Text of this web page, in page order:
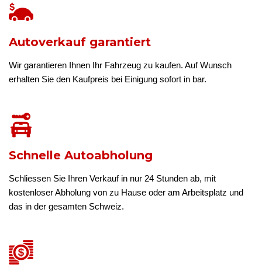
Autoverkauf garantiert
Wir garantieren Ihnen Ihr Fahrzeug zu kaufen. Auf Wunsch
erhalten Sie den Kaufpreis bei Einigung sofort in bar.
Schnelle Autoabholung
Schliessen Sie Ihren Verkauf in nur 24 Stunden ab, mit
kostenloser Abholung von zu Hause oder am Arbeitsplatz und
das in der gesamten Schweiz.